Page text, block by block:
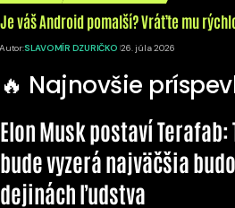
Je váš Android pomalší? Vráťte mu
Autor:SLAVOMÍR DZURIČKO 26. júla 2026
🔥 Najnovšie
Elon Musk postaví Terafab:
bude vyzerá najväčšia
dejinách ľudstva